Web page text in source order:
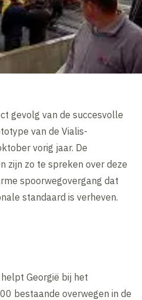
gevolg van de succesvolle
van de Vialis-
vorig jaar. De
zijn zo te spreken over deze
spoorwegovergang dat
standaard is verheven.
Georgië bij het
bestaande overwegen in de